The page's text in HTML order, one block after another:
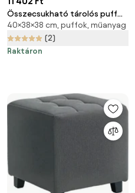
Összecsukható tárolós puff
OSCAR 38x38 cm, szürke
40×38×38 cm, puffok, műanyag
(2)
Raktáron